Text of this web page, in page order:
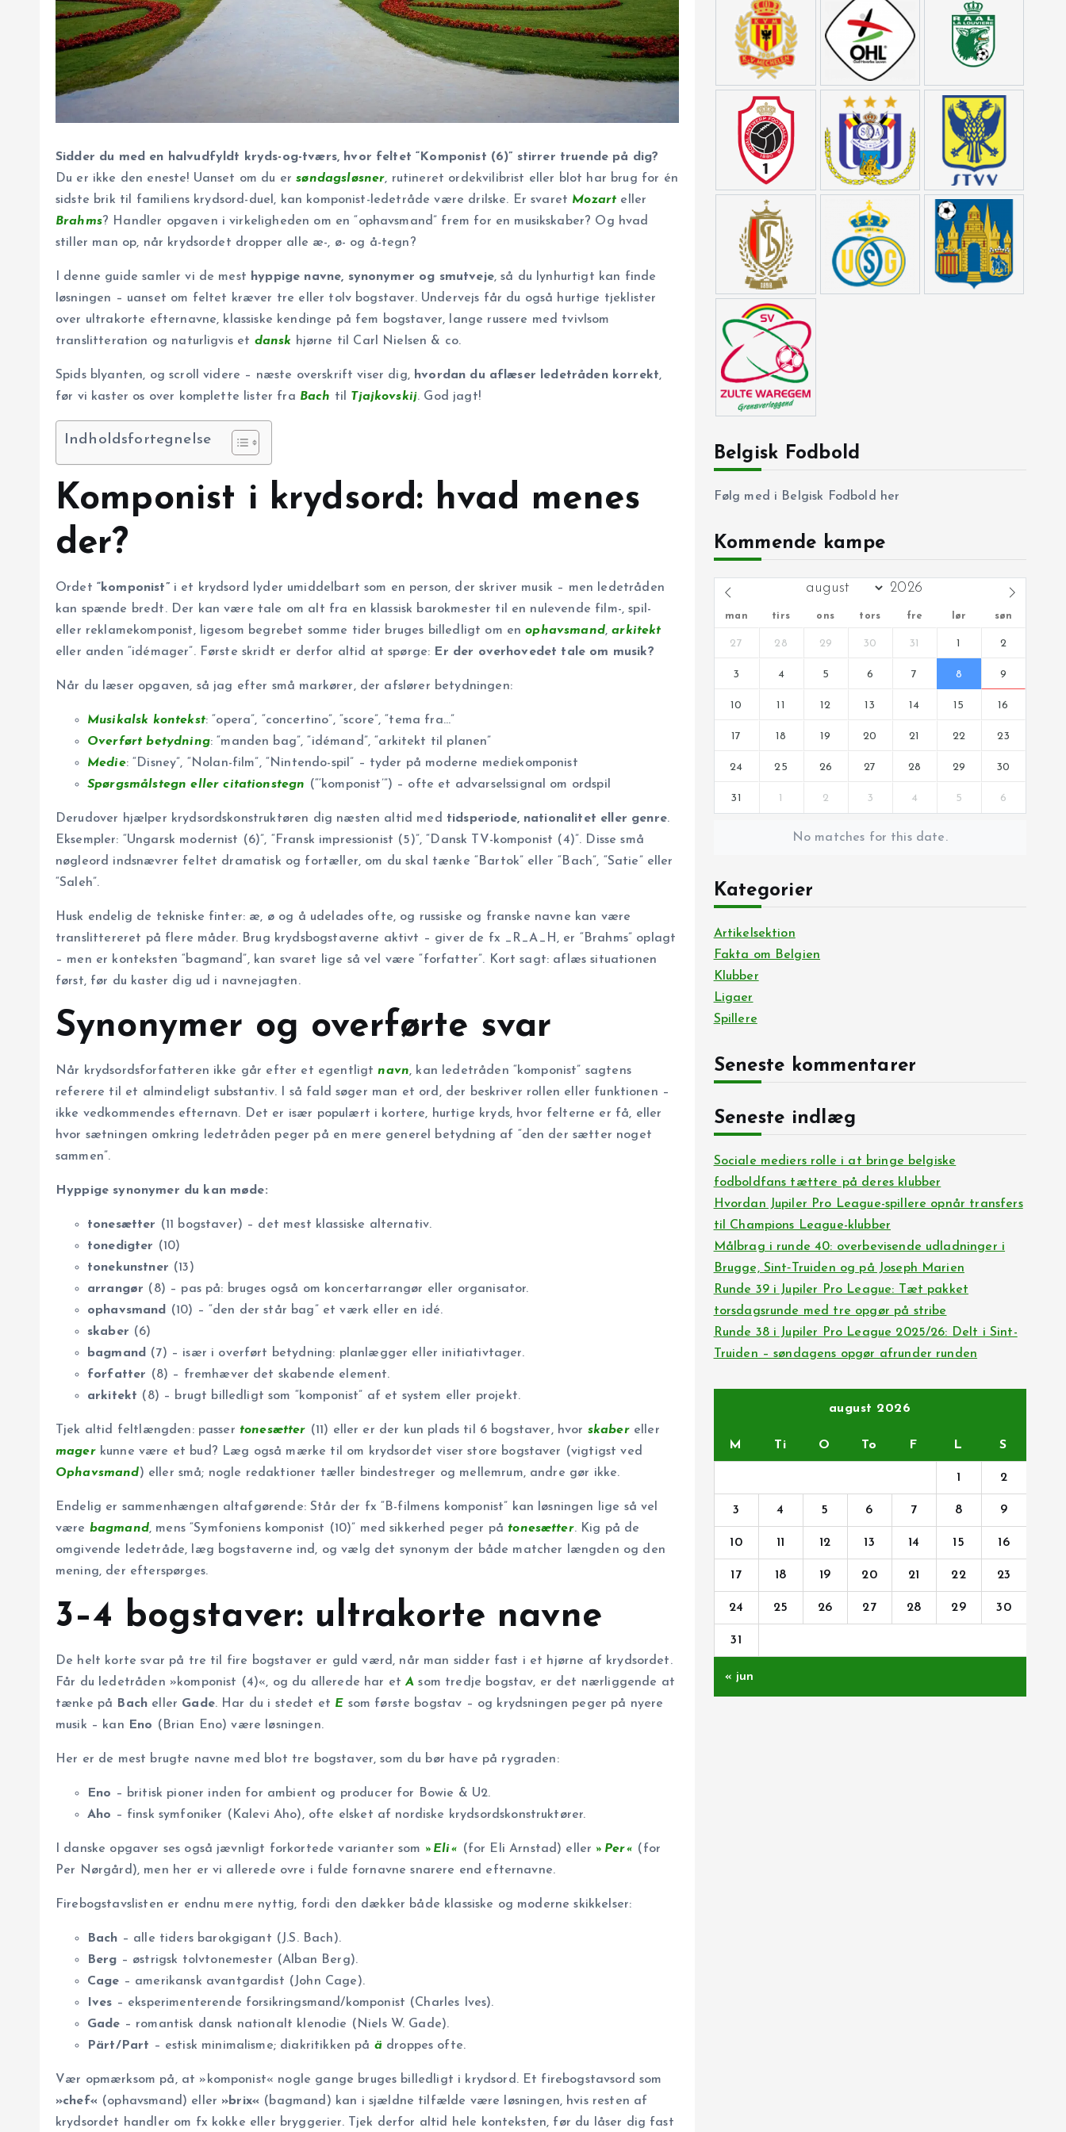
Sidder du med en halvudfyldt kryds-og-tværs, hvor feltet “Komponist (6)” stirrer truende på dig?
Du er ikke den eneste! Uanset om du ersøndagsløsner, rutineret ordekvilibrist eller blot har brug for én
sidste brik til familiens krydsord-duel, kan komponist-ledetråde være drilske. Er svaret Mozart eller
Brahms? Handler opgaven i virkeligheden om en “ophavsmand” frem for en musikskaber? Og hvad
stiller man op, når krydsordet dropper alle æ-, ø- og å-tegn?
I denne guide samler vi de mest hyppige navne, synonymer og smutveje, så du lynhurtigt kan finde
løsningen – uanset om feltet kræver tre eller tolv bogstaver. Undervejs får du også hurtige tjeklister
over ultrakorte efternavne, klassiske kendinge på fem bogstaver, lange russere med tvivlsom
translitteration og naturligvis et dansk hjørne til Carl Nielsen & co.
Spids blyanten, og scroll videre – næste overskrift viser dig, hvordan du aflæser ledetråden korrekt,
før vi kaster os over komplette lister fra Bach til Tjajkovskij. God jagt!
Indholdsfortegnelse
Komponist i krydsord: hvad menes
der?
Ordet “komponist”i et krydsord lyder umiddelbart som en person, der skriver musik – men ledetråden
kan spænde bredt. Der kan være tale om alt fra en klassisk barokmester til en nulevende film-, spil-
eller reklamekomponist, ligesom begrebet somme tider bruges billedligt om enophavsmand,arkitekt
eller anden “idémager”. Første skridt er derfor altid at spørge: Er der overhovedet tale om musik?
Når du læser opgaven, så jag efter små markører, der afslører betydningen:
Musikalsk kontekst: “opera”, “concertino”, “score”, “tema fra…”
Overført betydning: “manden bag”, “idémand”, “arkitekt til planen”
Medie: “Disney”, “Nolan-film”, “Nintendo-spil” – tyder på moderne mediekomponist
Spørgsmålstegn eller citationstegn (“‘komponist’”) – ofte et advarselssignal om ordspil
Derudover hjælper krydsordskonstruktøren dig næsten altid med tidsperiode, nationalitet eller genre.
Eksempler: “Ungarsk modernist (6)”, “Fransk impressionist (5)”, “Dansk TV-komponist (4)”. Disse små
nøgleord indsnævrer feltet dramatisk og fortæller, om du skal tænke “Bartok” eller “Bach”, “Satie” eller
“Saleh”.
Husk endelig de tekniske finter: æ, ø og å udelades ofte, og russiske og franske navne kan være
translittereret på flere måder. Brug krydsbogstaverne aktivt – giver de fx _R_A_H, er “Brahms” oplagt
– men er konteksten “bagmand”, kan svaret lige så vel være “forfatter”. Kort sagt: aflæs situationen
først, før du kaster dig ud i navnejagten.
Synonymer og overførte svar
Når krydsordsforfatteren ikke går efter et egentligtnavn, kan ledetråden “komponist” sagtens
referere til et almindeligt substantiv. I så fald søger man et ord, der beskriver rollen eller funktionen –
ikke vedkommendes efternavn. Det er især populært i kortere, hurtige kryds, hvor felterne er få, eller
hvor sætningen omkring ledetråden peger på en mere generel betydning af “den der sætter noget
sammen”.
Hyppige synonymer du kan møde:
tonesætter (11 bogstaver) – det mest klassiske alternativ.
tonedigter (10)
tonekunstner (13)
arrangør (8) – pas på: bruges også om koncertarrangør eller organisator.
ophavsmand (10) – “den der står bag” et værk eller en idé.
skaber (6)
bagmand (7) – især i overført betydning: planlægger eller initiativtager.
forfatter (8) – fremhæver det skabende element.
arkitekt (8) – brugt billedligt som “komponist” af et system eller projekt.
Tjek altid feltlængden: passer tonesætter (11) eller er der kun plads til 6 bogstaver, hvor skabereller
magerkunne være et bud? Læg også mærke til om krydsordet viser store bogstaver (vigtigst ved
Ophavsmand) eller små; nogle redaktioner tæller bindestreger og mellemrum, andre gør ikke.
Endelig er sammenhængen altafgørende: Står der fx “B-filmens komponist” kan løsningen lige så vel
være bagmand, mens “Symfoniens komponist (10)” med sikkerhed peger på tonesætter. Kig på de
omgivende ledetråde, læg bogstaverne ind, og vælg det synonym der både matcher længden og den
mening, der efterspørges.
3–4 bogstaver: ultrakorte navne
De helt korte svar på tre til fire bogstaver er guld værd, når man sidder fast i et hjørne af krydsordet.
Får du ledetråden »komponist (4)«, og du allerede har etA som tredje bogstav, er det nærliggende at
tænke på Bach eller Gade. Har du i stedet et E som første bogstav – og krydsningen peger på nyere
musik – kan Eno (Brian Eno) være løsningen.
Her er de mest brugte navne med blot tre bogstaver, som du bør have på rygraden:
Eno – britisk pioner inden for ambient og producer for Bowie & U2.
Aho – finsk symfoniker (Kalevi Aho), ofte elsket af nordiske krydsordskonstruktører.
I danske opgaver ses også jævnligt forkortede varianter som »Eli« (for Eli Arnstad) eller »Per« (for
Per Nørgård), men her er vi allerede ovre i fulde fornavne snarere end efternavne.
Firebogstavslisten er endnu mere nyttig, fordi den dækker både klassiske og moderne skikkelser:
Bach – alle tiders barokgigant (J.S. Bach).
Berg – østrigsk tolvtonemester (Alban Berg).
Cage – amerikansk avantgardist (John Cage).
Ives – eksperimenterende forsikringsmand/komponist (Charles Ives).
Gade – romantisk dansk nationalt klenodie (Niels W. Gade).
Pärt/Part – estisk minimalisme; diakritikken på ä droppes ofte.
Vær opmærksom på, at »komponist« nogle gange bruges billedligt i krydsord. Et firebogstavs­ord som
»chef« (ophavsmand) eller »brix« (bagmand) kan i sjældne tilfælde være løsningen, hvis resten af
krydsordet handler om fx kokke eller bryggerier. Tjek derfor altid hele konteksten, før du låser dig fast
Belgisk Fodbold
Følg med i Belgisk Fodbold her
Kommende kampe
man tirs ons tors fre lør søn
27 28 29 30 31 1 2
3 4 5 6 7 8 9
10 11 12 13 14 15 16
17 18 19 20 21 22 23
24 25 26 27 28 29 30
31 1 2 3 4 5 6
No matches for this date.
Kategorier
Artikelsektion
Fakta om Belgien
Klubber
Ligaer
Spillere
Seneste kommentarer
Seneste indlæg
Sociale mediers rolle i at bringe belgiske
fodboldfans tættere på deres klubber
Hvordan Jupiler Pro League-spillere opnår transfers
til Champions League-klubber
Målbrag i runde 40: overbevisende udladninger i
Brugge, Sint‑Truiden og på Joseph Marien
Runde 39 i Jupiler Pro League: Tæt pakket
torsdagsrunde med tre opgør på stribe
Runde 38 i Jupiler Pro League 2025/26: Delt i Sint-
Truiden – søndagens opgør afrunder runden
august 2026
M Ti O To F L S
1 2
3 4 5 6 7 8 9
10 11 12 13 14 15 16
17 18 19 20 21 22 23
24 25 26 27 28 29 30
31
« jun